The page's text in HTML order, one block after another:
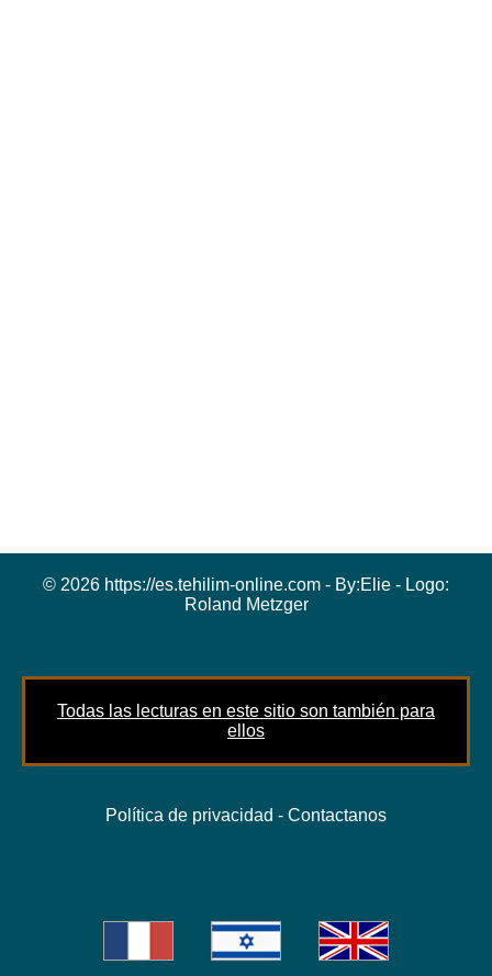
© 2026 https://es.tehilim-online.com - By:Elie - Logo:
Roland Metzger
Todas las lecturas en este sitio son también para
ellos
Política de privacidad - Contactanos